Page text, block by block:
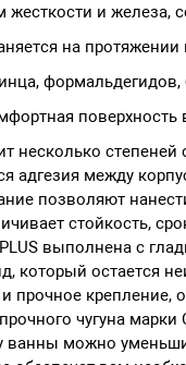
жесткости и железа,
на
поверхность
несколько
адгезия между
позволяют
стойкость,
выполнена с
который остается
крепление,
чугуна марки
ванны можно